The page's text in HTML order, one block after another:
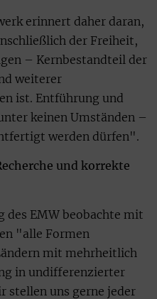
erinnert daher daran,
der Freiheit,
– Kernbestandteil der
weiterer
ist. Entführung und
keinen Umständen –
werden dürfen".
und korrekte
EMW beobachte mit
"alle Formen
mit mehrheitlich
in undifferenzierter
stellen uns gerne jeder